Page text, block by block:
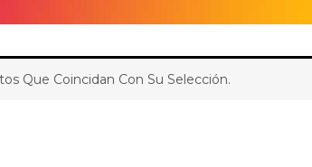
Que Coincidan Con Su Selección.